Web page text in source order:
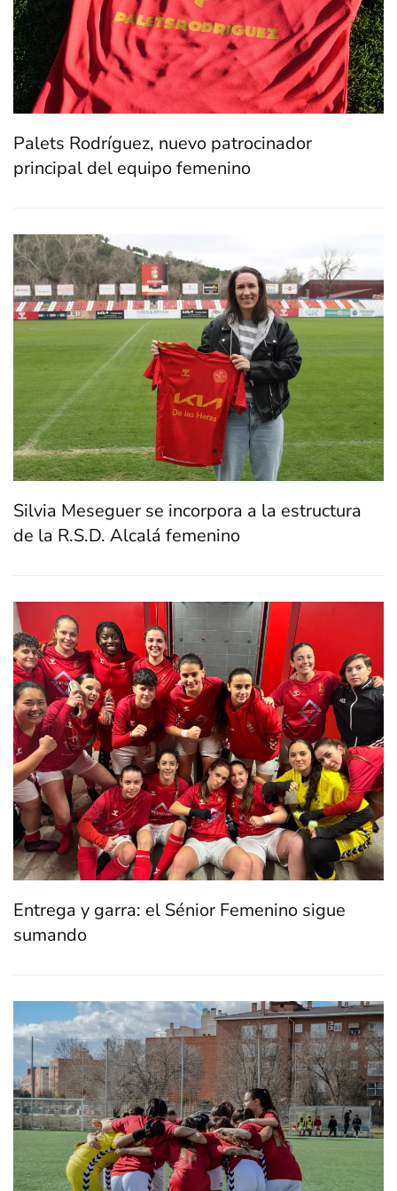
Palets Rodríguez, nuevo patrocinador
principal del equipo femenino
Silvia Meseguer se incorpora a la estructura
de la R.S.D. Alcalá femenino
Entrega y garra: el Sénior Femenino sigue
sumando